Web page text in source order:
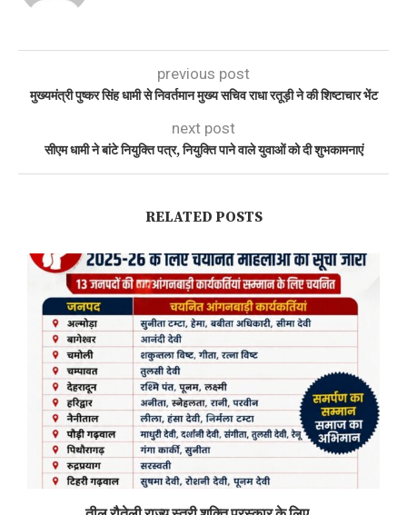
previous post
मुख्यमंत्री पुष्कर सिंह धामी से निवर्तमान मुख्य सचिव राधा रतूड़ी ने की शिष्टाचार भेंट
next post
सीएम धामी ने बांटे नियुक्ति पत्र, नियुक्ति पाने वाले युवाओं को दी शुभकामनाएं
RELATED POSTS